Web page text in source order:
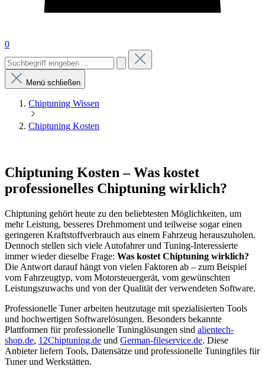
0
Menü schließen
Chiptuning Wissen
Chiptuning Kosten
Chiptuning Kosten – Was kostet
professionelles Chiptuning wirklich?
Chiptuning gehört heute zu den beliebtesten Möglichkeiten, um
mehr Leistung, besseres Drehmoment und teilweise sogar einen
geringeren Kraftstoffverbrauch aus einem Fahrzeug herauszuholen.
Dennoch stellen sich viele Autofahrer und Tuning-Interessierte
immer wieder dieselbe Frage: Was kostet Chiptuning wirklich?
Die Antwort darauf hängt von vielen Faktoren ab – zum Beispiel
vom Fahrzeugtyp, vom Motorsteuergerät, vom gewünschten
Leistungszuwachs und von der Qualität der verwendeten Software.
Professionelle Tuner arbeiten heutzutage mit spezialisierten Tools
und hochwertigen Softwarelösungen. Besonders bekannte
Plattformen für professionelle Tuninglösungen sind alientech-
shop.de, 12Chiptuning.de und German-fileservice.de. Diese
Anbieter liefern Tools, Datensätze und professionelle Tuningfiles für
Tuner und Werkstätten.